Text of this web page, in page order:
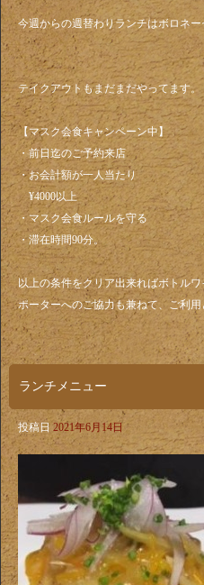
今週からの週替わりランチはボロネ
テイクアウトもまだまだやってます。
【マスク会食キャンペーン中】
・前日迄のご予約来店
・お会計額が一人当たり
¥4000以上
・マスク会食ルールを守る
・滞在時間90分。
以上の条件をクリア出来ればボトル
ポーターへのご協力も兼ねて、ご利
ランチメニュー
投稿日 2021年6月14日